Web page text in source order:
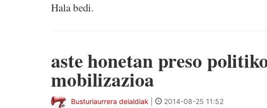
Hala bedi.
aste honetan preso
mobilizazioa
Busturiaurrera deialdiak 2014-08-25 11:52